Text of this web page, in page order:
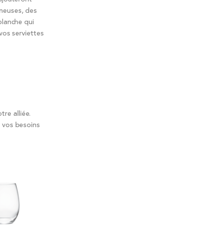
des
qui
serviettes
alliée.
besoins